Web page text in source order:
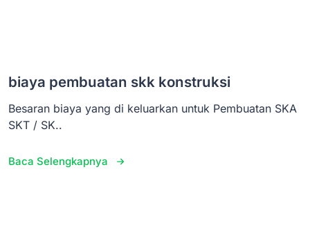
biaya pembuatan skk konstruksi
Besaran biaya yang di keluarkan untuk Pembuatan SKA
SKT / SK..
Baca Selengkapnya